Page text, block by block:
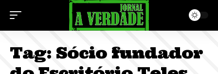
Tag: Sócio fundador